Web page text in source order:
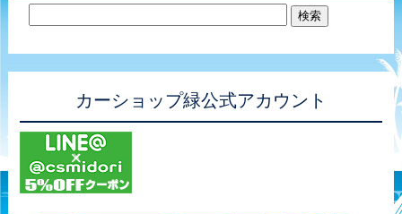
カーショップ緑公式アカウント